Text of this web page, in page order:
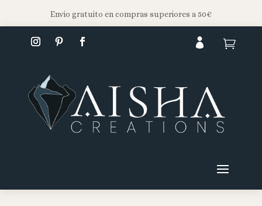
Envio gratuito en compras superiores a 50€

